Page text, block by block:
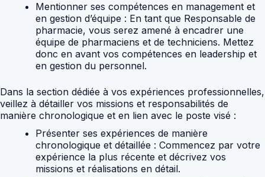
Mentionner ses compétences en management et
en gestion d’équipe : En tant que Responsable de
pharmacie, vous serez amené à encadrer une
équipe de pharmaciens et de techniciens. Mettez
donc en avant vos compétences en leadership et
en gestion du personnel.
Dans la section dédiée à vos expériences professionnelles,
veillez à détailler vos missions et responsabilités de
manière chronologique et en lien avec le poste visé :
Présenter ses expériences de manière
chronologique et détaillée : Commencez par votre
expérience la plus récente et décrivez vos
missions et réalisations en détail.